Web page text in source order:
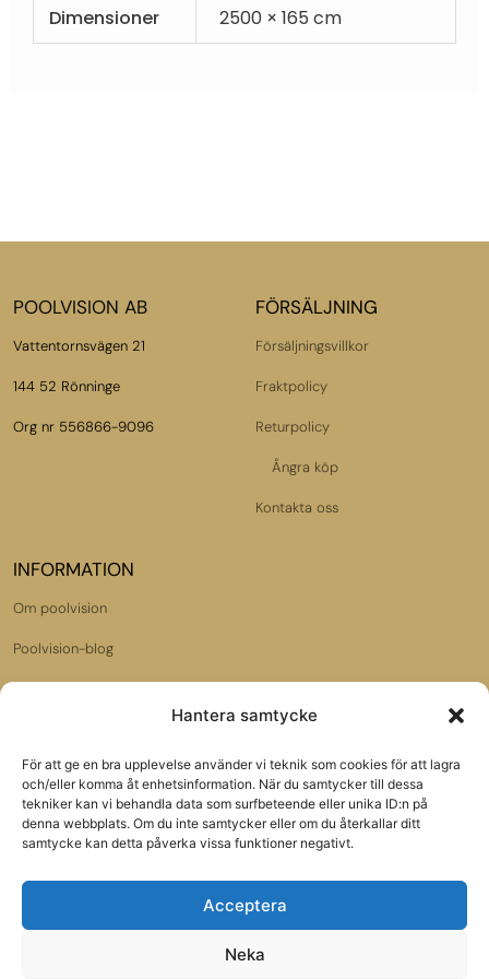
Hantera samtycke
För att ge en bra upplevelse använder vi teknik som cookies för att lagra
och/eller komma åt enhetsinformation. När du samtycker till dessa
tekniker kan vi behandla data som surfbeteende eller unika ID:n på
denna webbplats. Om du inte samtycker eller om du återkallar ditt
samtycke kan detta påverka vissa funktioner negativt.
Acceptera
Neka
Dimensioner 2500 × 165 cm
POOLVISION AB
Vattentornsvägen 21
144 52 Rönninge
Org nr 556866-9096
FÖRSÄLJNING
Försäljningsvillkor
Fraktpolicy
Returpolicy
Ångra köp
Kontakta oss
INFORMATION
Om poolvision
Poolvision-blog
Samarbetspartners:
Poolbutiken.se
Gardenmarket.se
VÅRT NYHETSBREV